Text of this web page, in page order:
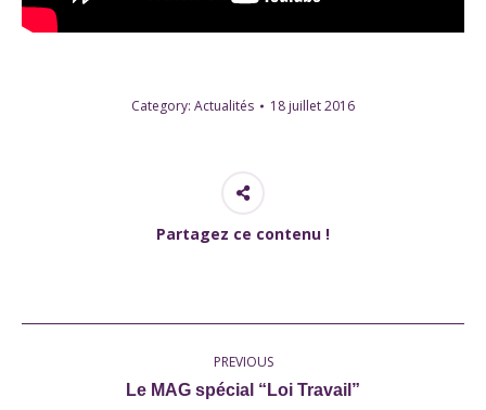
Category: Actualités 18 juillet 2016
Partagez ce contenu !
PREVIOUS
Previous
Le MAG spécial “Loi Travail”